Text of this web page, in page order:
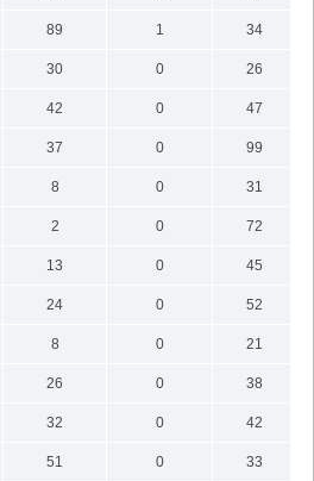
89 1
34
30 0
26
42 0
47
37 0
99
8 0
31
2 0
72
13 0
45
24 0
52
8 0
21
26 0
38
32 0
42
51 0
33